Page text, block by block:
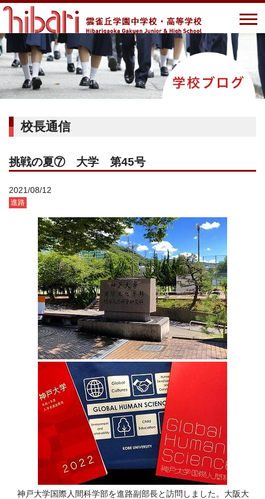
校長通信
挑戦の夏⑦ 大学 第45号
2021/08/12
進路
神戸大学国際人間科学部を進路副部長と訪問しました。大阪大